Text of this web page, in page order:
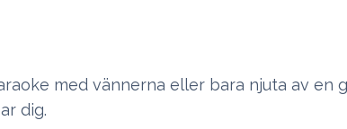
med vännerna eller bara njuta av en
dig.